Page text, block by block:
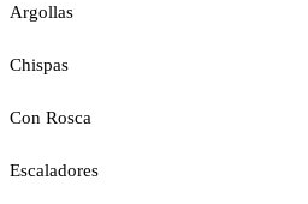
Argollas
Chispas
Con Rosca
Escaladores